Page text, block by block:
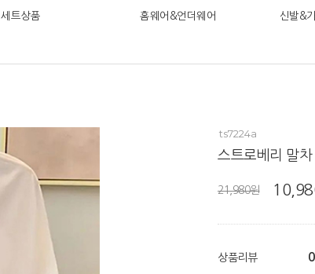
세트상품 홈웨어&언더웨어 신발&
ts7224a
스트로베리 말
21,980원
상품리뷰 0